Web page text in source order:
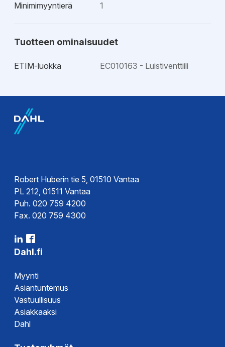
Minimimyyntierä
1
Tuotteen ominaisuudet
ETIM-luokka EC010163 - Luistiventtiili
Asennusohje
Robert Huberin tie 5, 01510 Vantaa
PL 212, 01511 Vantaa
Puh. 020 759 4200
Fax. 020 759 4300
Dahl.fi
Myynti
Asiantuntemus
Vastuullisuus
Asiakkaaksi
Dahl